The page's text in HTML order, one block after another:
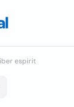
espirit